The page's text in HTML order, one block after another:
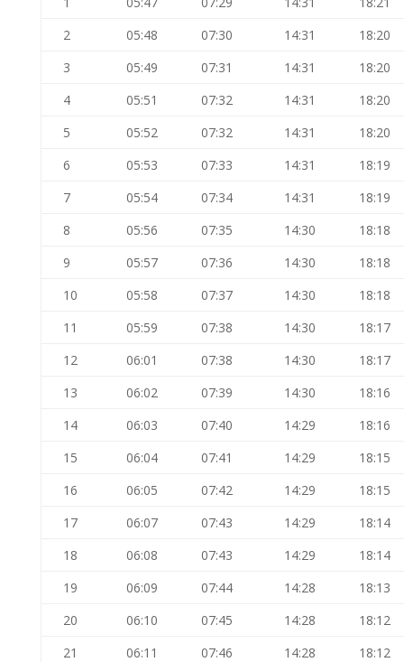
2
05:48 07:30 14:31
18:20
3
05:49 07:31 14:31
18:20
4
05:51 07:32 14:31
18:20
5
05:52 07:32 14:31
18:20
6
05:53 07:33 14:31
18:19
7
05:54 07:34 14:31
18:19
8
05:56 07:35 14:30
18:18
9
05:57 07:36 14:30
18:18
10
05:58 07:37 14:30
18:18
11
05:59 07:38 14:30
18:17
12
06:01 07:38 14:30
18:17
13
06:02 07:39 14:30
18:16
14
06:03 07:40 14:29
18:16
15
06:04 07:41 14:29
18:15
16
06:05 07:42 14:29
18:15
17
06:07 07:43 14:29
18:14
18
06:08 07:43 14:29
18:14
19
06:09 07:44 14:28
18:13
20
06:10 07:45 14:28
18:12
21
06:11 07:46 14:28
18:12